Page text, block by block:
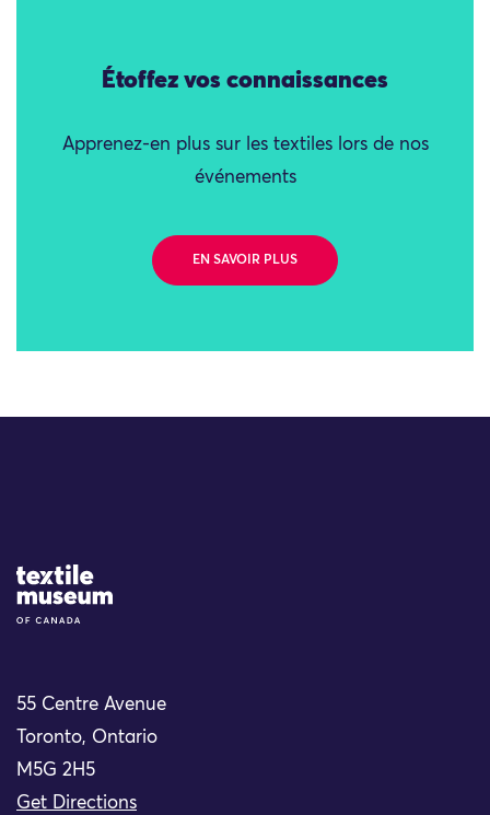
Étoffez vos connaissances
Apprenez-en plus sur les textiles lors de nos
événements
EN SAVOIR PLUS
Site Logo
55 Centre Avenue
Toronto, Ontario
M5G 2H5
Get Directions